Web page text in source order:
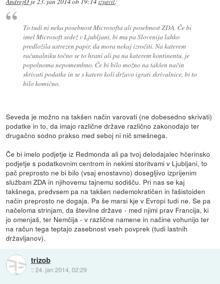
To tudi ni neka posebnost Microsofta ali posebnost ZDA. Če bi
imel Microsoft sedež v Ljubljani, bi mu pa Slovenija lahko
predložila ustrezen papir, da mora nekaj izročiti. Na katerem
računalniku točno se to hrani ali pa na katerem kontinentu, je
popolnoma nepomembno. Če bi bilo možno na takšen način
skrivati podatke in se s katero koli državo igrati skrivalnice, bi to
bilo komično.
Seveda je možno na takšen način varovati (ne dobesedno skrivati)
podatke in to, da imajo različne države različno zakonodajo ter
drugačno sodno prakso med seboj ni nič smešnega.
Če bi imelo podjetje iz Redmonda ali pa tvoj delodajalec hčerinsko
podjetje s podatkovnim centrom in nekimi storitvami v Ljubljani, to
pač preprosto ne bi bilo (vsaj enostavno) dosegljivo izprijenim
službam ZDA in njihovemu tajnemu sodišču. Pri nas se kaj
takšnega, predvsem pa na takšen nedemokratičen in fašistoiden
način preprosto ne dogaja. Pa še marsi kje v Evropi tudi ne. Se pa
načeloma strinjam, da številne države - med njimi prav Francija, ki
jo omenjaš, ter Nemčija - v različne namene in načine vohunijo ter
na račun tega teptajo zasebnost vseh povprek (tudi lastnih
državljanov).
trizob
::24. jan 2014, 02:29